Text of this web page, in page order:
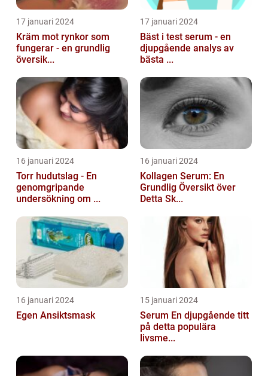
17 januari 2024
Kräm mot rynkor som
fungerar - en grundlig
översik...
17 januari 2024
Bäst i test serum - en
djupgående analys av
bästa ...
16 januari 2024
Torr hudutslag - En
genomgripande
undersökning om ...
16 januari 2024
Kollagen Serum: En
Grundlig Översikt över
Detta Sk...
16 januari 2024
Egen Ansiktsmask
15 januari 2024
Serum En djupgående titt
på detta populära
livsme...